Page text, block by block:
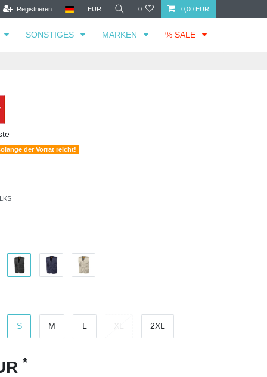
Registrieren EUR 0 0,00 EUR
SONSTIGES MARKEN % SALE
der Vorrat reicht!
S M L 2XL
*